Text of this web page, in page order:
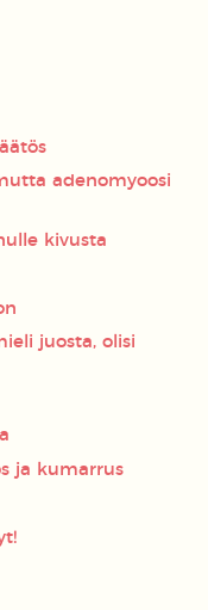
adenomyoosi
kivusta
juosta, olisi
ja kumarrus